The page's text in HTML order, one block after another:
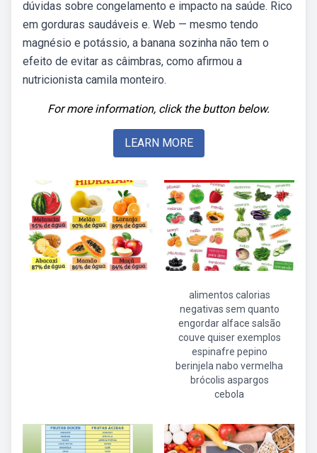
dúvidas sobre congelamento e impacto na saúde. Rico
em gorduras saudáveis e. Web — mesmo tendo
magnésio e potássio, a banana sozinha não tem o
efeito de evitar as câimbras, como afirmou a
nutricionista camila monteiro.
For more information, click the button below.
LEARN MORE
alimentos calorias
negativas sem quanto
engordar alface salsão
couve quiser exemplos
espinafre pepino
berinjela nabo vermelha
brócolis aspargos
cebola